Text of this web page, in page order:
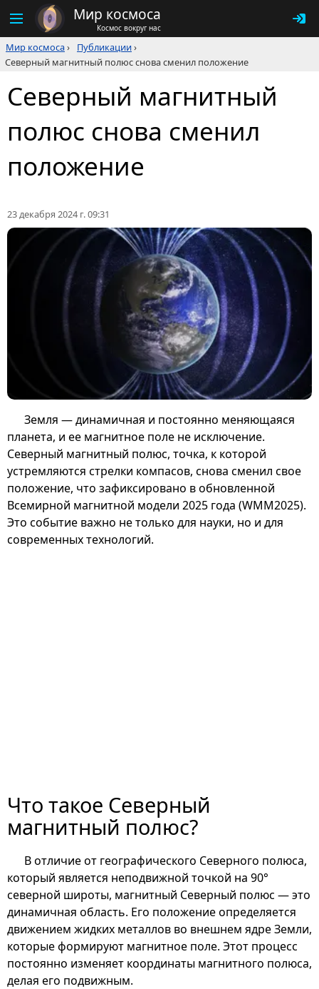
Мир космоса
Космос вокруг нас
Мир космоса› Публикации›
Северный магнитный полюс снова сменил положение
Северный магнитный
полюс снова сменил
положение
23 декабря 2024 г. 09:31
Земля — динамичная и постоянно меняющаяся
планета, и ее магнитное поле не исключение.
Северный магнитный полюс, точка, к которой
устремляются стрелки компасов, снова сменил свое
положение, что зафиксировано в обновленной
Всемирной магнитной модели 2025 года (WMM2025).
Это событие важно не только для науки, но и для
современных технологий.
Что такое Северный
магнитный полюс?
В отличие от географического Северного полюса,
который является неподвижной точкой на 90°
северной широты, магнитный Северный полюс — это
динамичная область. Его положение определяется
движением жидких металлов во внешнем ядре Земли,
которые формируют магнитное поле. Этот процесс
постоянно изменяет координаты магнитного полюса,
делая его подвижным.